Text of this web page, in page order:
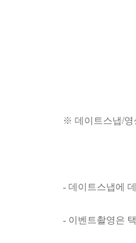
※ 데이트스냅/영
- 데이트스냅에
- 이벤트촬영은